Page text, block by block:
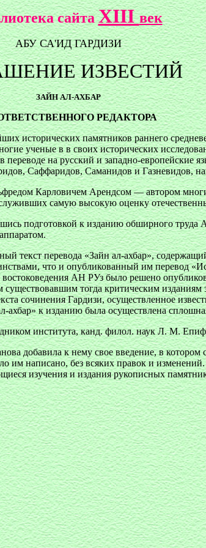
сайта XIIIвек
АБУ СА'ИД ГАРДИЗИ
ИЗВЕСТИЙ
ЗАЙН АЛ-АХБАР
РЕДАКТОРА
исторических памятников раннего
ученые в в своих исторических
на русский и западно-европейские
Саффаридов, Саманидов и Газневидов,
Карловичем Арендсом — автором
самую высокую оценку
подготовкой к изданию обширного
перевода «Зайн ал-ахбар»,
что и опубликованный им перевод
АН РУз было решено
тогда критическим
сочинения Гардизи, осуществленное
к изданию была осуществлена
института, канд. филол. наук Л. М.
добавила к нему свое введение, в котором
написано, без всяких правок и
изучения и издания рукописных